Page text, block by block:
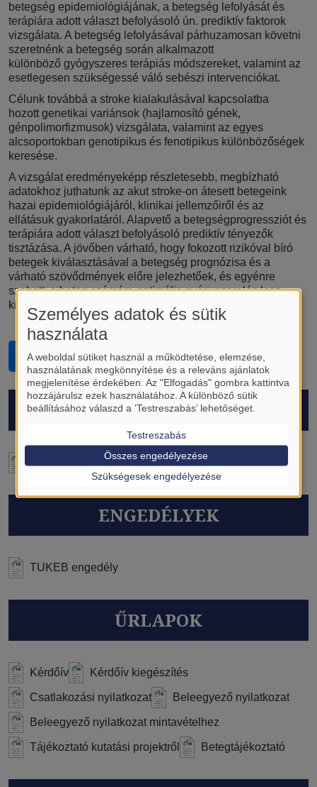
betegség epidemiológiájának, a betegség lefolyását és
terápiára adott választ befolyásoló ún. prediktív faktorok
vizsgálata. A betegség lefolyásával párhuzamosan követni
szeretnénk a betegség során alkalmazott
különböző gyógyszeres terápiás módszereket, valamint az
esetlegesen szükségessé váló sebészi intervenciókat.
Célunk továbbá a stroke kialakulásával kapcsolatba
hozott genetikai variánsok (hajlamosító gének,
génpolimorfizmusok) vizsgálata, valamint az egyes
alcsoportokban genotipikus és fenotipikus különbözőségek
keresése.
A vizsgálat eredményeképp részletesebb, megbízható
adatokhoz juthatunk az akut stroke-on átesett betegeink
hazai epidemiológiájáról, klinikai jellemzőiről és az
ellátásuk gyakorlatáról. Alapvető a betegségprogressziót és
terápiára adott választ befolyásoló prediktív tényezők
tisztázása. A jövőben várható, hogy fokozott rizikóval bíró
betegek kiválasztásával a betegség prognózisa és a
várható szövődmények előre jelezhetőek, és egyénre
szabott, a beteg számára optimális gyógyszerelés lesz
kiválasztható.
Belépés a regiszterbe
PROTOKOLL
ENGEDÉLYEK
TUKEB engedély
ŰRLAPOK
Kérdőív Kérdőív kiegészítés
Csatlakozási nyilatkozat Beleegyező nyilatkozat
Beleegyező nyilatkozat mintavételhez
Tájékoztató kutatási projektről Betegtájékoztató
Személyes adatok és sütik
használata
A weboldal sütiket használ a működtetése, elemzése,
használatának megkönnyítése és a releváns ajánlatok
megjelenítése érdekében. Az "Elfogadás" gombra kattintva
hozzájárulsz ezek használatához. A különböző sütik
beállításához válaszd a ’Testreszabás’ lehetőséget.
Testreszabás
Szükségesek engedélyezése
Összes engedélyezése